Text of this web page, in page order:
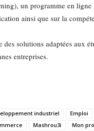
un programme en
ainsi que sur la
solutions adaptées aux
entreprises.
industriel Emploi
Mashrou3i Mon